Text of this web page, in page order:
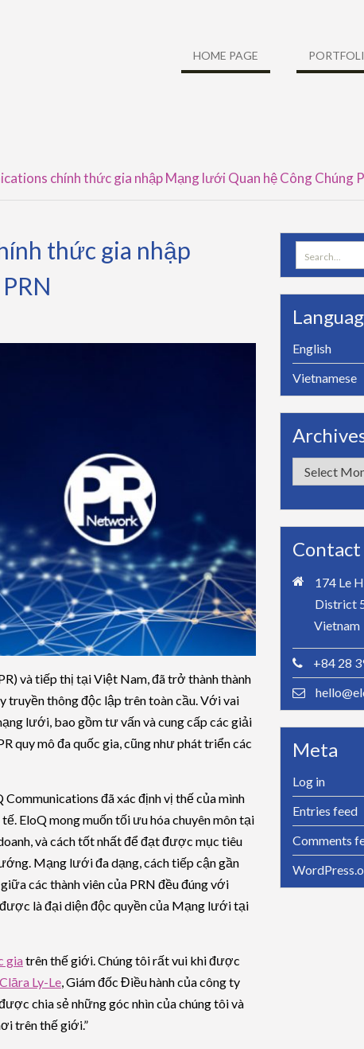
HOME PAGE
chính thức gia nhập Mạng lưới Quan hệ Công Chúng
thức gia nhập
và tiếp thị tại Việt Nam, đã trở thành thành
truyền thông độc lập trên toàn cầu. Với vai
lưới, bao gồm tư vấn và cung cấp các giải
quy mô đa quốc gia, cũng như phát triển các
đã xác định vị thế của mình
EloQ mong muốn tối ưu hóa chuyên môn tại
và cách tốt nhất để đạt được mục tiêu
Mạng lưới đa dạng, cách tiếp cận gần
các thành viên của PRN đều đúng với
là đại diện độc quyền của Mạng lưới tại
giatrên thế giới. Chúng tôi rất vui khi được
Ly-Le , Giám đốc Điều hành của công ty
chia sẻ những góc nhìn của chúng tôi và
trên thế giới.”
Search
for:
English
Vietnamese
Archives
Contact
174 Le
District
Vietnam
+84 28
Meta
Log in
Entries feed
Comments